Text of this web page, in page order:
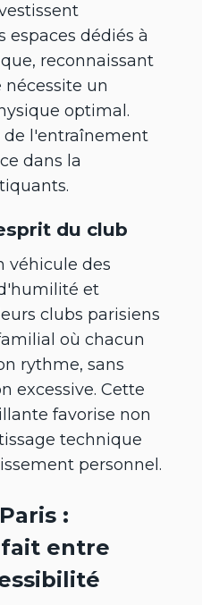
espaces dédiés à
reconnaissant
nécessite un
optimal.
de l'entraînement
dans la
du club
véhicule des
et
clubs parisiens
où chacun
rythme, sans
excessive. Cette
favorise non
technique
personnel.
:
entre